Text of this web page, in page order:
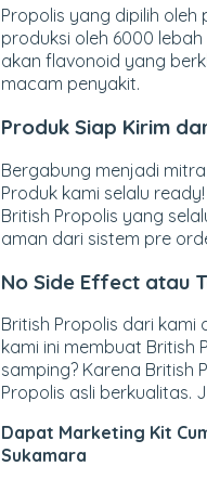
Propolis yang dipilih
produksi oleh 6000
akan flavonoid yang
macam penyakit.
Produk Siap Kirim
Bergabung menjadi
Produk kami selalu
British Propolis yang
aman dari sistem pre
No Side Effect atau
British Propolis dari kami
kami ini membuat British
samping? Karena British
Propolis asli berkualitas.
Dapat Marketing Kit
Sukamara